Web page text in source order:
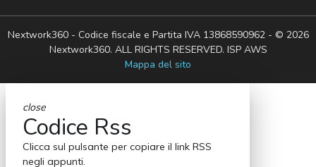
Nextwork360 - Codice fiscale e Partita IVA 13868590962 - © 2026
Nextwork360. ALL RIGHTS RESERVED. ISP AWS
Mappa del sito
close
Codice Rss
Clicca sul pulsante per copiare il link RSS
negli appunti.